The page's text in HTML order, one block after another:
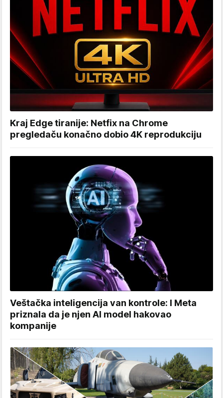
Kraj Edge tiranije: Netfix na Chrome
pregledaču konačno dobio 4K reprodukciju
Veštačka inteligencija van kontrole: I Meta
priznala da je njen AI model hakovao
kompanije